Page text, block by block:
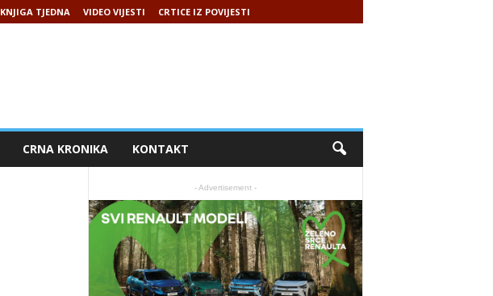
KNJIGA TJEDNA VIDEO VIJESTI CRTICE IZ POVIJESTI
CRNA KRONIKA KONTAKT
- Advertisement -